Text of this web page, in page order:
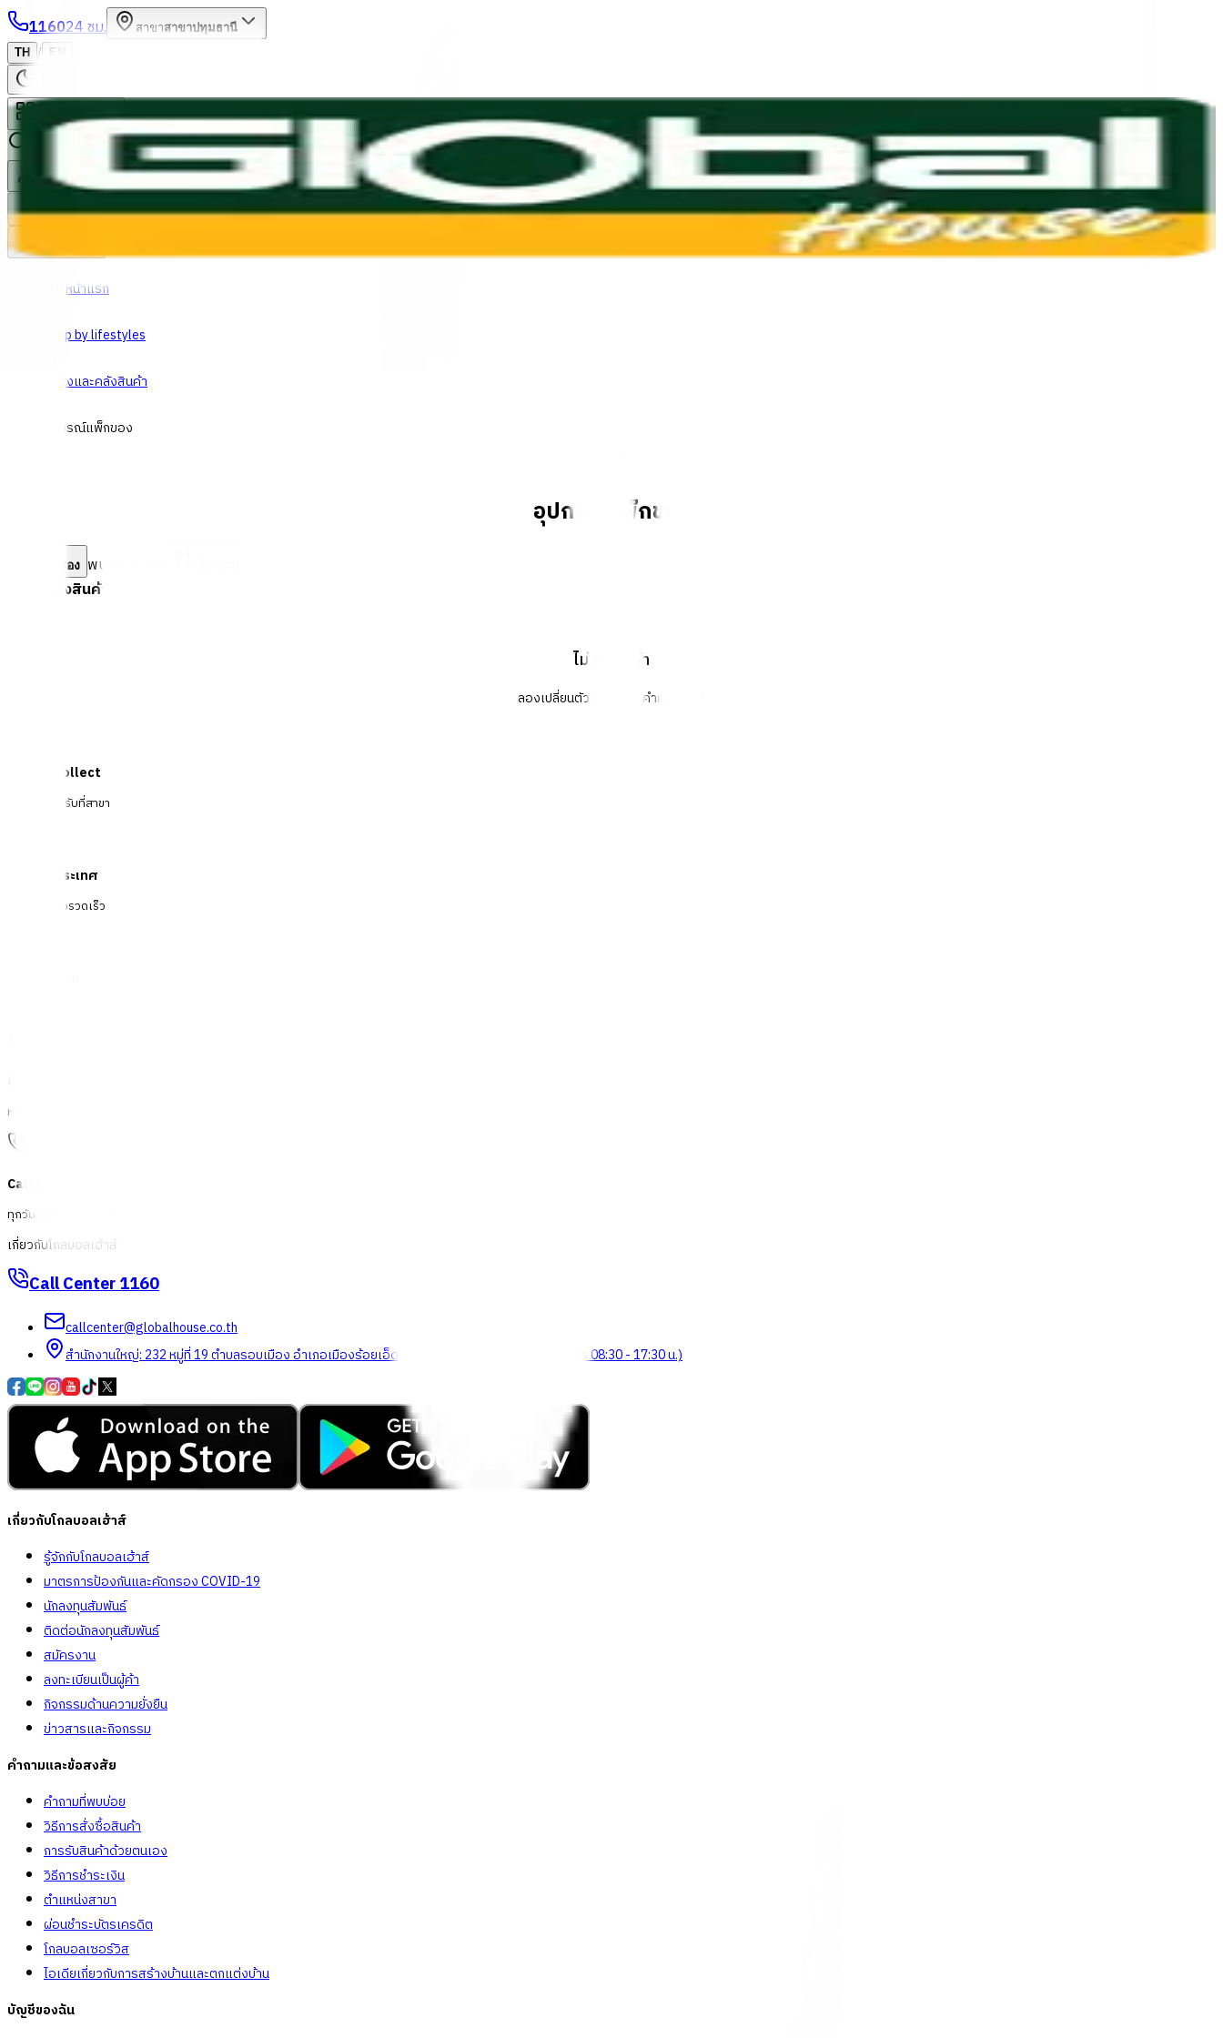
116024 ชม. สาขาสาขาปทุมธานี
TH
/ EN
หมวดหมู่สินค้า
ค้นหา
บัญชีของฉัน
Previous slide
หน้าแรก
Shop by lifestyles
ขนส่งและคลังสินค้า
อุปกรณ์แพ็กของ
อุปกรณ์แพ็กของ
ตัวกรอง พบ
ตัวกรองสินค้า
ไม่พบสินค้า
ลองเปลี่ยนตัวกรองหรือคำค้นหาใหม่
Click & Collect
สั่งออนไลน์ รับที่สาขา
จัดส่งทั่วประเทศ
บริการจัดส่งรวดเร็ว
หลากหลายช่องทาง
Call Center 1160
ทุกวัน 08:00 - 20:00 น.
เกี่ยวกับโกลบอลเฮ้าส์
Call Center1160
callcenter@globalhouse.co.th
สำนักงานใหญ่: 232 หมู่ที่ 19 ตำบลรอบเมือง อำเภอเมืองร้อยเอ็ด จังหวัดร้อยเอ็ด 45000 (เวลาทำการ 08:30 - 17:30 น.)
เกี่ยวกับโกลบอลเฮ้าส์
รู้จักกับโกลบอลเฮ้าส์
มาตรการป้องกันและคัดกรอง COVID-19
นักลงทุนสัมพันธ์
ติดต่อนักลงทุนสัมพันธ์
สมัครงาน
ลงทะเบียนเป็นผู้ค้า
กิจกรรมด้านความยั่งยืน
ข่าวสารและกิจกรรม
คำถามและข้อสงสัย
คำถามที่พบบ่อย
วิธีการสั่งซื้อสินค้า
การรับสินค้าด้วยตนเอง
วิธีการชำระเงิน
ตำแหน่งสาขา
ผ่อนชำระบัตรเครดิต
โกลบอลเซอร์วิส
ไอเดียเกี่ยวกับการสร้างบ้านและตกแต่งบ้าน
บัญชีของฉัน